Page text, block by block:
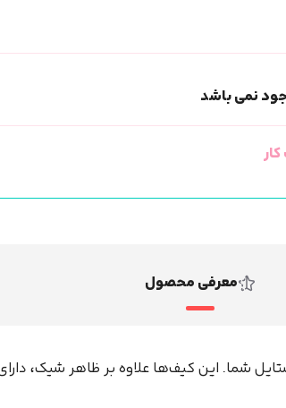
نمی باشد
معرفی محصول
شما. این کیف‌ها علاوه بر ظاهر شیک،